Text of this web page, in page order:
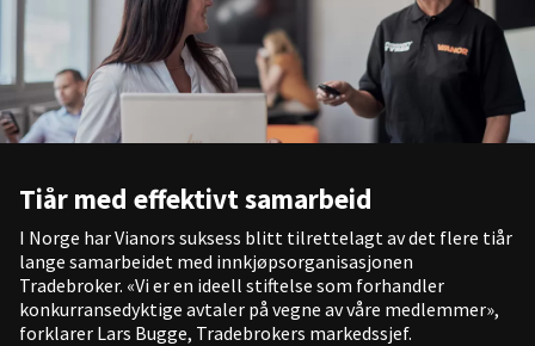
Tiår med effektivt samarbeid
I Norge har Vianors suksess blitt tilrettelagt av det flere tiår
lange samarbeidet med innkjøpsorganisasjonen
Tradebroker. «Vi er en ideell stiftelse som forhandler
konkurransedyktige avtaler på vegne av våre medlemmer»,
forklarer Lars Bugge, Tradebrokers markedssjef.